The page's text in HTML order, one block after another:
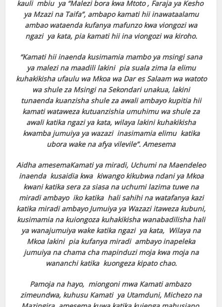
kauli mbiu ya “Malezi bora kwa Mtoto , Faraja ya Kesho
ya Mzazi na Taifa”, ambapo kamati hii inawataalamu
ambao wataenda kufanya mafunzo kwa viongozi wa
ngazi ya kata, pia kamati hii ina viongozi wa kiroho.
“Kamati hii inaenda kusimamia mambo ya msingi sana
ya malezi na maadili lakini pia suala zima la elimu
kuhakikisha ufaulu wa Mkoa wa Dar es Salaam wa watoto
wa shule za Msingi na Sekondari unakua, lakini
tunaenda kuanzisha shule za awali ambayo kupitia hii
kamati wataweza kutuanzishia umuhimu wa shule za
awali katika ngazi ya kata, wilaya lakini kuhakikisha
kwamba jumuiya ya wazazi inasimamia elimu katika
ubora wake na afya vilevile”. Amesema
Aidha amesemaKamati ya miradi, Uchumi na Maendeleo
inaenda kusaidia kwa kiwango kikubwa ndani ya Mkoa
kwani katika sera za siasa na uchumi lazima tuwe na
miradi ambayo iko katika hali sahihi na watafanya kazi
katika miradi ambayo Jumuiya ya Wazazi itaweza kubuni,
kusimamia na kuiongoza kuhakikisha wanabadilisha hali
ya wanajumuiya wake katika ngazi ya kata, Wilaya na
Mkoa lakini pia kufanya miradi ambayo inapeleka
jumuiya na chama cha mapinduzi moja kwa moja na
wananchi katika kuongeza kipato chao.
Pamoja na hayo, miongoni mwa Kamati ambazo
zimeundwa, kuhusu Kamati ya Utamduni, Michezo na